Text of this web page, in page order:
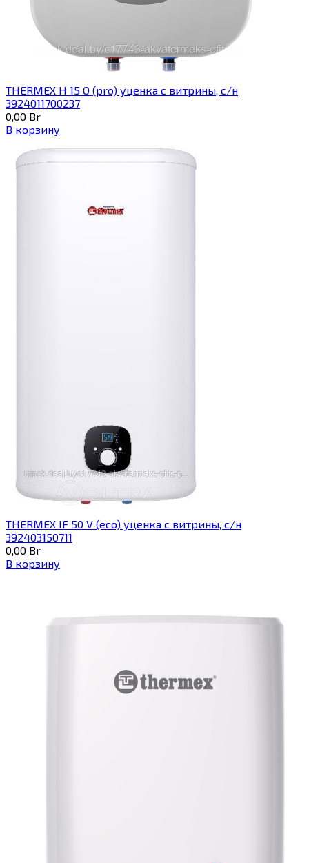
THERMEX H 15 O (pro) уценка с витрины, с/н
3924011700237
0,00 Br
В корзину
THERMEX IF 50 V (eco) уценка c витрины, с/н
392403150711
0,00 Br
В корзину